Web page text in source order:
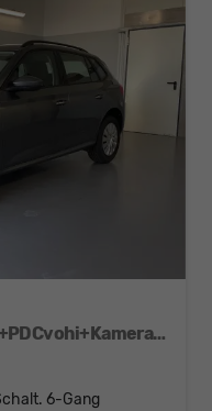
Selection 115PS AHK+Kessy+PDCvohi+Kamera+Climatronic+AppConnect+Sitzheizung
6-Gang